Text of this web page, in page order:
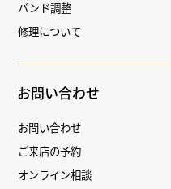
バンド調整
修理について
お問い合わせ
お問い合わせ
ご来店の予約
オンライン相談